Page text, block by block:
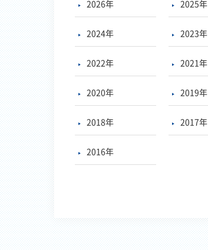
2026年 2025年
2024年 2023年
2022年 2021年
2020年 2019年
2018年 2017年
2016年